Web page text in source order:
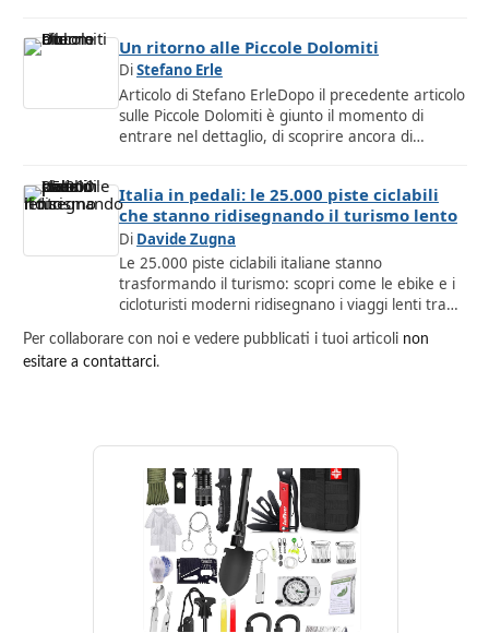
Un ritorno alle Piccole Dolomiti
DiStefano Erle
Articolo di Stefano ErleDopo il precedente articolo
sulle Piccole Dolomiti è giunto il momento di
entrare nel dettaglio, di scoprire ancora di…
Italia in pedali: le 25.000 piste ciclabili
che stanno ridisegnando il turismo lento
Di Davide Zugna
Le 25.000 piste ciclabili italiane stanno
trasformando il turismo: scopri come le ebike e i
cicloturisti moderni ridisegnano i viaggi lenti tra…
Per collaborare con noi e vedere pubblicati i tuoi articoli non
esitare a contattarci.